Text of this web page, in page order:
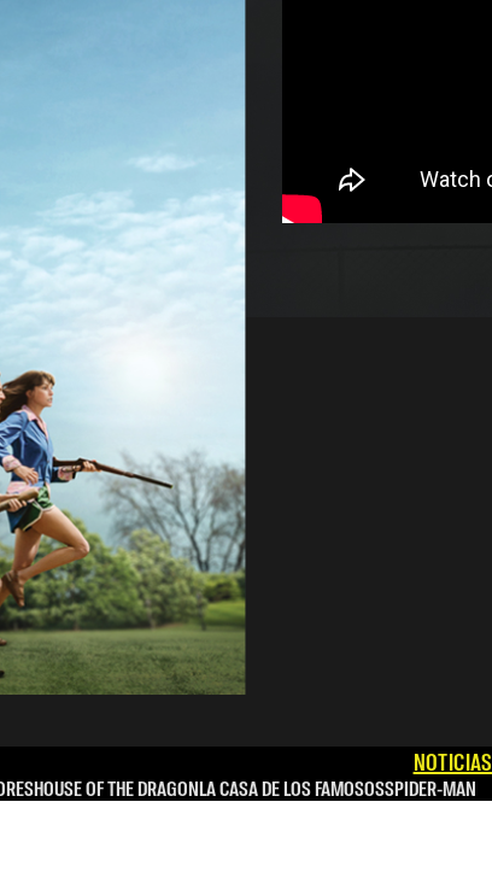
NOTICIAS
HOUSE OF THE DRAGONLA CASA DE LOS FAMOSOSSPIDER-MAN